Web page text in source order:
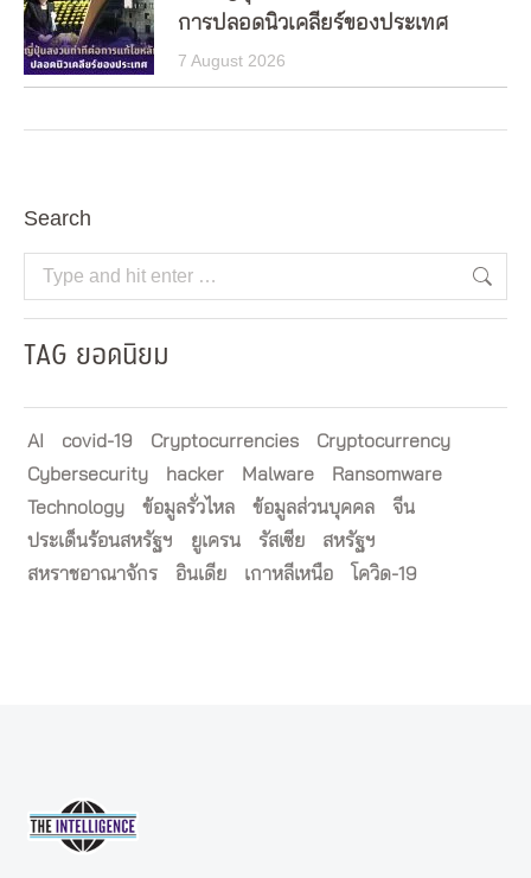
การปลอดนิวเคลียร์ของประเทศ
7 August 2026
Search
Search:
TAG ยอดนิยม
AI covid-19 Cryptocurrencies
Cryptocurrency
Cybersecurity
hacker Malware
Ransomware
Technology
ข้อมูลรั่วไหล ข้อมูลส่วนบุคคล
จีน
ประเด็นร้อนสหรัฐฯ
ยูเครน รัสเซีย
สหรัฐฯ
สหราชอาณาจักร
อินเดีย เกาหลีเหนือ โควิด-19